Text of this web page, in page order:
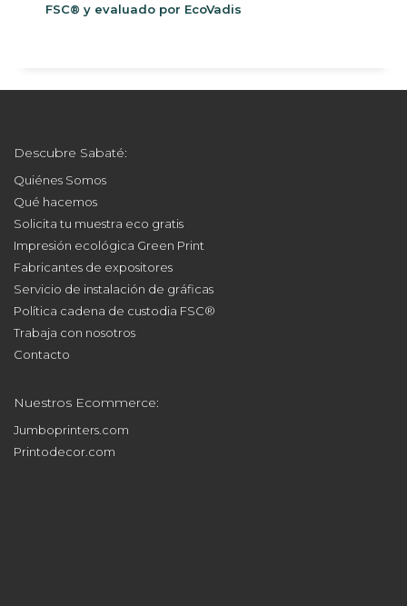
FSC® y evaluado por EcoVadis
Descubre Sabaté:
Quiénes Somos
Qué hacemos
Solicita tu muestra eco gratis
Impresión ecológica Green Print
Fabricantes de expositores
Servicio de instalación de gráficas
Política cadena de custodia FSC®
Trabaja con nosotros
Contacto
Nuestros Ecommerce:
Jumboprinters.com
Printodecor.com